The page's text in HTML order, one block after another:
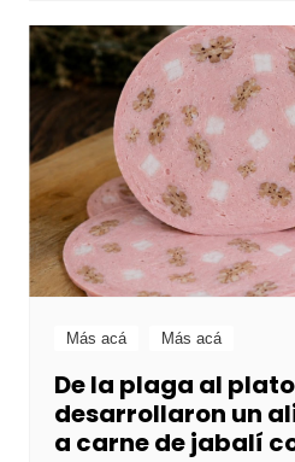
Más acá Más acá
De la plaga al
desarrollaron un
a carne de jabalí